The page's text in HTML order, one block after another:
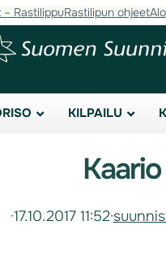
RastilippuRastilipun ohjeet
KILPAILU
·17.10.2017 11:52·